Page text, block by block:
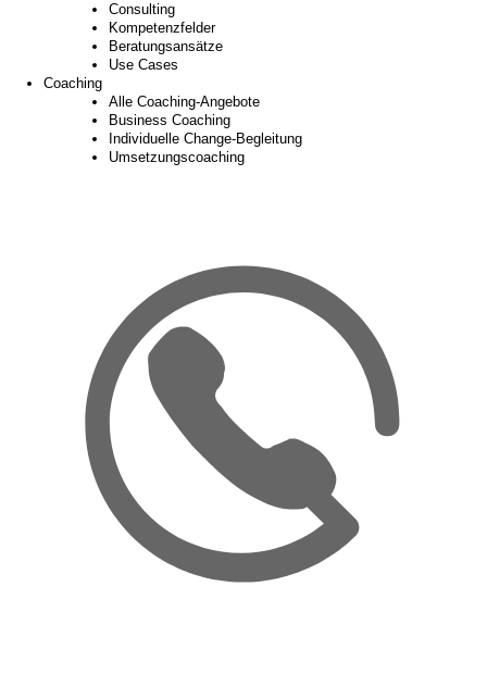
Consulting
Kompetenzfelder
Beratungsansätze
Use Cases
Coaching
Alle Coaching-Angebote
Business Coaching
Individuelle Change-Begleitung
Umsetzungscoaching